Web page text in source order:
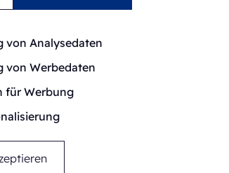
von Analysedaten
von Werbedaten
für Werbung